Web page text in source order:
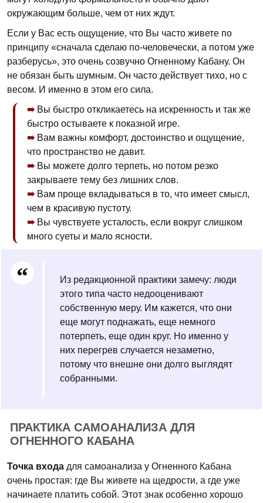
окружающим больше, чем от них ждут.
Если у Вас есть ощущение, что Вы часто живете по
принципу «сначала сделаю по-человечески, а потом уже
разберусь», это очень созвучно Огненному Кабану. Он
не обязан быть шумным. Он часто действует тихо, но с
весом. И именно в этом его сила.
Вы быстро откликаетесь на искренность и так же
быстро остываете к показной игре.
Вам важны комфорт, достоинство и ощущение,
что пространство не давит.
Вы можете долго терпеть, но потом резко
закрываете тему без лишних слов.
Вам проще вкладываться в то, что имеет смысл,
чем в красивую пустоту.
Вы чувствуете усталость, если вокруг слишком
много суеты и мало ясности.
Из редакционной практики замечу: люди
этого типа часто недооценивают
собственную меру. Им кажется, что они
еще могут поднажать, еще немного
потерпеть, еще один круг. Но именно у
них перегрев случается незаметно,
потому что внешне они долго выглядят
собранными.
ПРАКТИКА САМОАНАЛИЗА ДЛЯ
ОГНЕННОГО КАБАНА
Точка входа для самоанализа у Огненного Кабана
очень простая: где Вы живете на щедрости, а где уже
начинаете платить собой. Этот знак особенно хорошо